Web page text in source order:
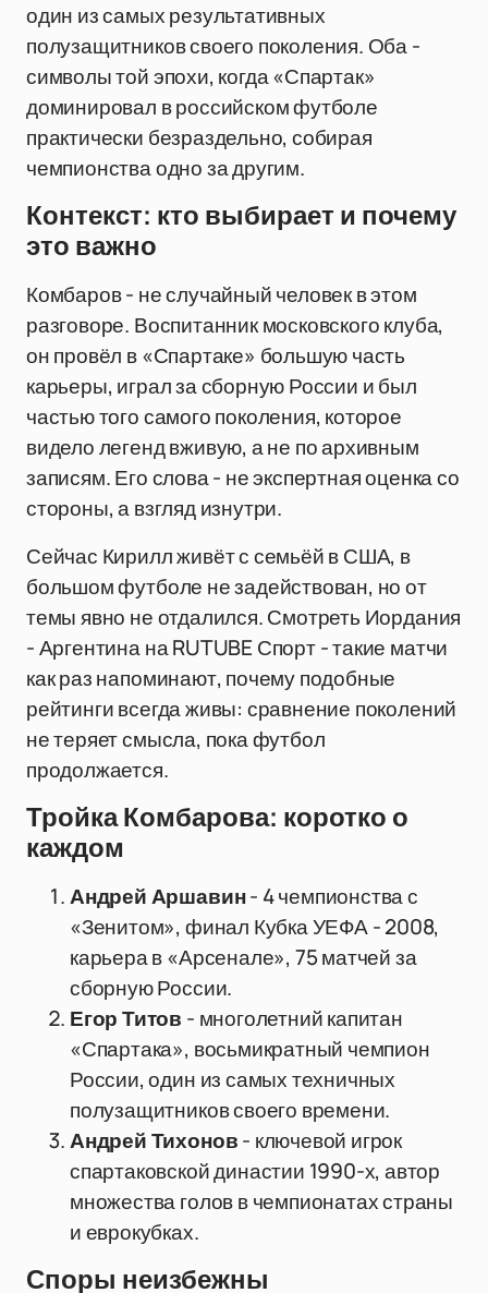
один из самых результативных
полузащитников своего поколения. Оба -
символы той эпохи, когда «Спартак»
доминировал в российском футболе
практически безраздельно, собирая
чемпионства одно за другим.
Контекст: кто выбирает и почему
это важно
Комбаров - не случайный человек в этом
разговоре. Воспитанник московского клуба,
он провёл в «Спартаке» большую часть
карьеры, играл за сборную России и был
частью того самого поколения, которое
видело легенд вживую, а не по архивным
записям. Его слова - не экспертная оценка со
стороны, а взгляд изнутри.
Сейчас Кирилл живёт с семьёй в США, в
большом футболе не задействован, но от
темы явно не отдалился. Смотреть Иордания
- Аргентина на RUTUBE Спорт - такие матчи
как раз напоминают, почему подобные
рейтинги всегда живы: сравнение поколений
не теряет смысла, пока футбол
продолжается.
Тройка Комбарова: коротко о
каждом
Андрей Аршавин- 4 чемпионства с
«Зенитом», финал Кубка УЕФА - 2008,
карьера в «Арсенале», 75 матчей за
сборную России.
Егор Титов - многолетний капитан
«Спартака», восьмикратный чемпион
России, один из самых техничных
полузащитников своего времени.
Андрей Тихонов- ключевой игрок
спартаковской династии 1990-х, автор
множества голов в чемпионатах страны
и еврокубках.
Споры неизбежны